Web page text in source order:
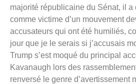
majorité républicaine du Sénat, il a
comme victime d’un mouvement
accusateurs qui ont été humiliés,
jour que je le serais si j’accusais
Trump s’est moqué du principal
Kavanaugh lors des
renversé le genre d’avertissement